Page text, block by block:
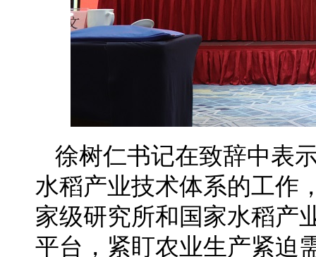
徐树仁书记在致辞中表
水稻产业技术体系的工作
家级研究所和国家水稻产
平台，紧盯农业生产紧迫